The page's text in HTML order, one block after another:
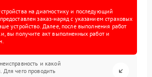
на диагностику и последующий
заказ-наряд с указанием страховых
устройство. Далее, после выполнения работ
вы получите акт выполненных работ и
и какой
Для чего проводить